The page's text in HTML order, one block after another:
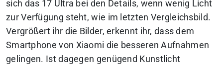
sich das 17 Ultra bei den Details, wenn wenig Licht
zur Verfügung steht, wie im letzten Vergleichsbild.
Vergrößert ihr die Bilder, erkennt ihr, dass dem
Smartphone von Xiaomi die besseren Aufnahmen
gelingen. Ist dagegen genügend Kunstlicht